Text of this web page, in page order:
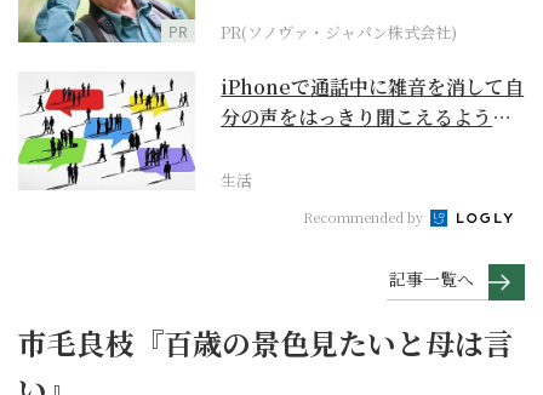
PR PR(ソノヴァ・ジャパン株式会社)
iPhoneで通話中に雑音を消して自
分の声をはっきり聞こえるように
生活
Recommended by
記事一覧へ
市毛良枝『百歳の景色見たいと母は言